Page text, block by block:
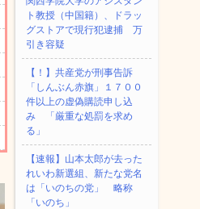
ト教授（中国籍）、ドラッ
グストアで現行犯逮捕 万
引き容疑
【！】共産党が刑事告訴
「しんぶん赤旗」１７００
件以上の虚偽購読申し込
み 「厳重な処罰を求め
る」
【速報】山本太郎が去った
れいわ新選組、新たな党名
は「いのちの党」 略称
「いのち」